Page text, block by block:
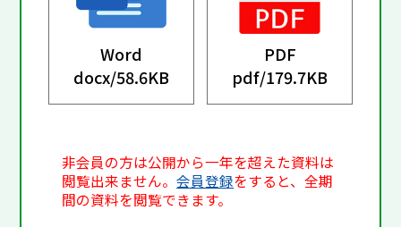
Word
docx/58.6KB
PDF
pdf/179.7KB
非会員の方は公開から一年を超えた資料は
閲覧出来ません。会員登録をすると、全期
間の資料を閲覧できます。